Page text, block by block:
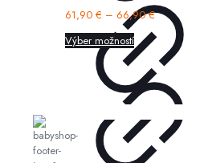
61,90 € – 66,90€
Výber možností